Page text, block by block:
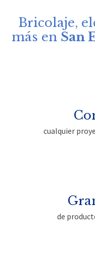
Bricolaje,
más en San
cualquier
de